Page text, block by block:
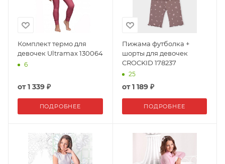
Комплект термо для
девочек Ultramax 130064
6
от1 339 ₽
ПОДРОБНЕЕ
Пижама футболка +
шорты для девочек
CROCKID 178237
25
от1 189 ₽
ПОДРОБНЕЕ